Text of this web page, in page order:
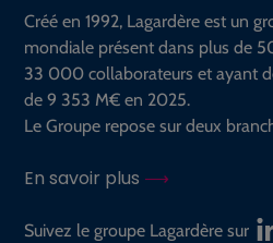
Créé en 1992, Lagardère est un
mondiale présent dans plus de
33 000 collaborateurs et ayant
de 9 353 M€ en 2025.
Le Groupe repose sur deux
En savoir plus
Suivez le groupe Lagardère sur